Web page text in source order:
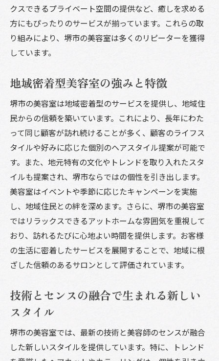
最新施術法を取り入れた堺市の美容室のこだわ
りポイント
最新技術導入で実現する理想のヘアスタイ
ル
ック
各種施術メニューの豊富さとその特徴
こだわりのトリートメントで髪質改善を実
現
髪への負担を最小限に抑える施術法の選び
方
パーマやストレートの施術で叶えるナチュ
ラルヘア
カウンセリングで変わる！堺市の美容室のパー
ソナライズドサービス
お客様の声を大切にする施術前カウンセリ
ング
ライフスタイルに合わせた髪型のチョイス
カウンセリングで叶う理想のヘアデザイン
お客様との信頼関係を築くコミュニケーシ
ョン
クスできるプライベート空間の提供など、癒しを求める
方にもぴったりのサービスが揃っています。これらの取
り組みにより、堺市の美容室は多くのリピーターを獲得
しています。
地域密着型美容室の強みと特徴
堺市の美容室は地域密着型のサービスを提供し、地域住
民からの信頼を築いています。これにより、長年にわた
って同じ顧客が訪れ続けることが多く、顧客のライフス
タイルや好みに応じた個別のヘアスタイル提案が可能で
す。また、地元特有の文化やトレンドを取り入れたスタ
イルも提案され、堺市ならではの個性を引き出します。
美容室はイベントや季節に応じたキャンペーンを実施
し、地域住民との絆を深めます。さらに、堺市の美容室
ではリラックスできるアットホームな雰囲気を重視して
おり、訪れるたびに心地よい時間を提供します。お客様
の生活に密着したサービスを展開することで、地域に根
ざした信頼のあるサロンとして評価されています。
技術とセンスの融合で生まれる新しい
スタイル
堺市の美容室では、最新の技術と美容師のセンスが融合
した新しいスタイルを提供しています。特に、トレンド